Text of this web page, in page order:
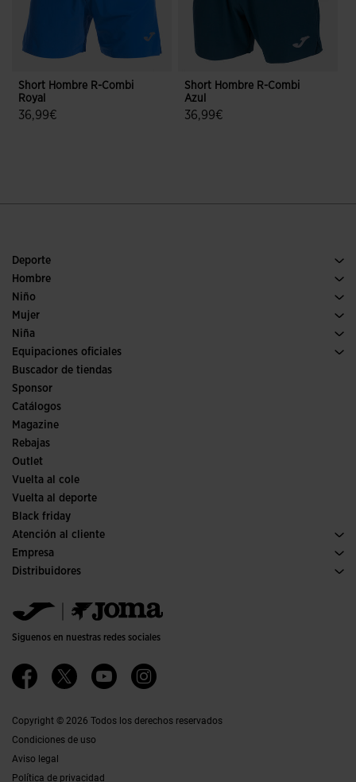
Short Hombre R-Combi
Royal
36,99€
Short Hombre R-Combi
Azul
36,99€
Deporte
Running
Pádel
Fútbol
Trail running
Tenis
Hombre
Calzado Hombre
Deporte
Niño
Ver todo ropa niño
Mujer
Ropa Mujer
Deporte
Niña
Ver todo ropa niña
Equipaciones oficiales
Fútbol
Fútbol sala
Comités y Federaciones
Ediciones especiales
Buscador de tiendas
Sponsor
Catálogos
Magazine
Rebajas
Outlet
Vuelta al cole
Vuelta al deporte
Black friday
Atención al cliente
Condiciones de compra
Transporte y entrega
Preguntas frecuentes
Empresa
Historia
Política de calidad y medio ambiente
Trabaja con nosotros
Proyectos subvencionados
Canal ético
Distribuidores
Jomanet
Área marketing
Contacto
Siguenos en nuestras redes sociales
Copyright © 2026 Todos los derechos reservados
Condiciones de uso
Aviso legal
Política de privacidad